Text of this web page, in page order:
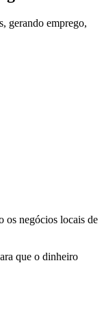
gerando emprego,
os negócios locais de
que o dinheiro